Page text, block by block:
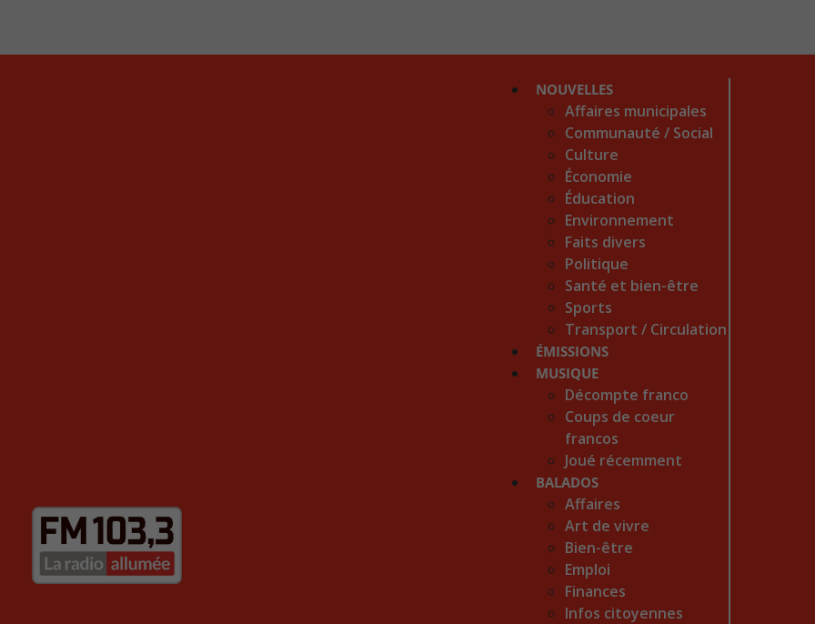
NOUVELLES
Affaires municipales
Communauté / Social
Culture
Économie
Éducation
Environnement
Faits divers
Politique
Santé et bien-être
Sports
Transport / Circulation
ÉMISSIONS
MUSIQUE
Décompte franco
Coups de coeur
francos
Joué récemment
BALADOS
Affaires
Art de vivre
Bien-être
Emploi
Finances
Infos citoyennes